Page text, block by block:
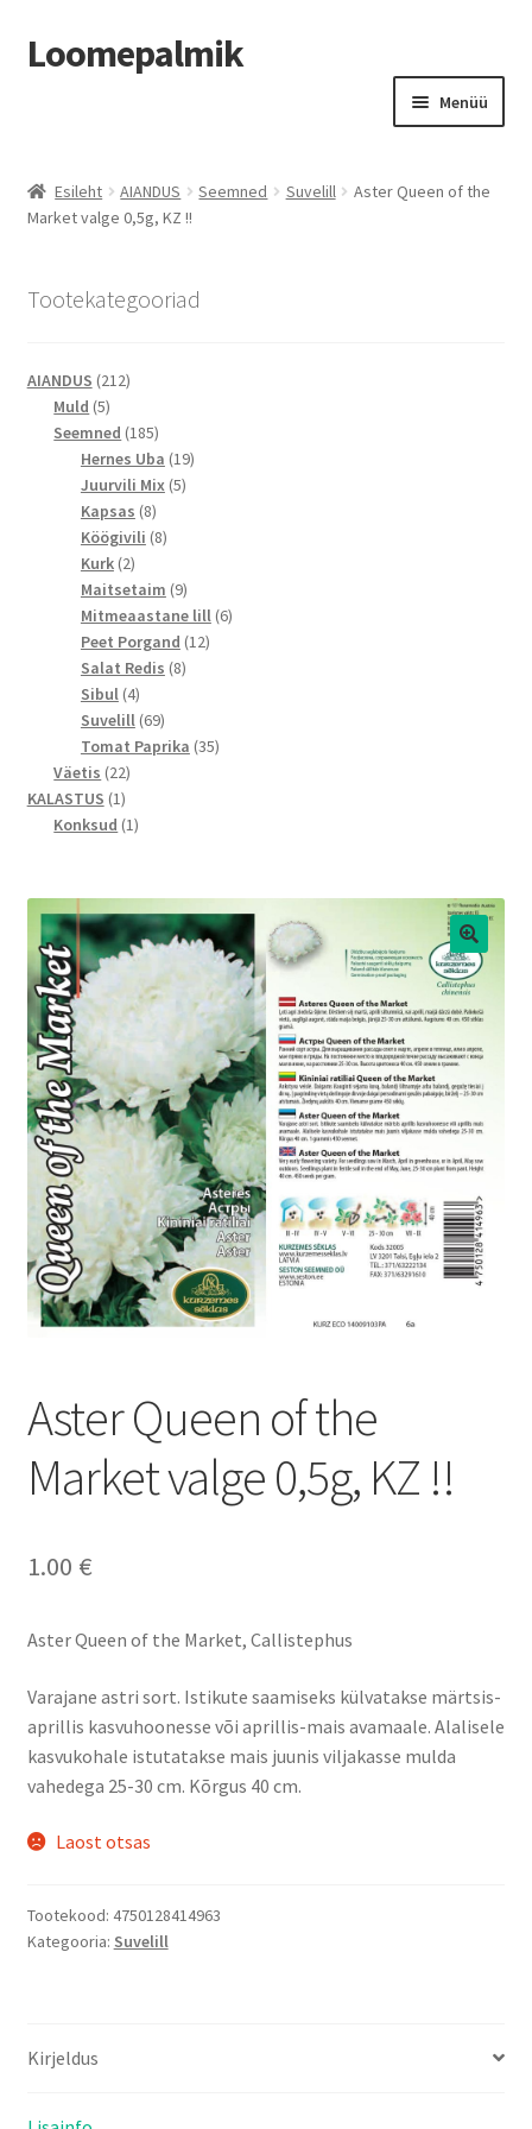
Loomepalmik
Menüü
Esileht AIANDUS Seemned Suvelill
Aster Queen of the
Market valge 0,5g, KZ !!
Aster Queen of the
Market valge 0,5g, KZ !!
1.00 €
Aster Queen of the Market, Callistephus
Varajane astri sort. Istikute saamiseks külvatakse märtsis-
aprillis kasvuhoonesse või aprillis-mais avamaale. Alalisele
kasvukohale istutatakse mais juunis viljakasse mulda
vahedega 25-30 cm. Kõrgus 40 cm.
Laost otsas
Tootekood: 4750128414963
Kategooria: Suvelill
Kirjeldus
Tootekategooriad
AIANDUS 212212
Muld 55
toodet
Seemned 185185
toodet
Hernes Uba 1919
Juurvili Mix 55
Kapsas 88
toodet
Köögivili 88
Kurk 22
toodet
Maitsetaim 99
toodet
Mitmeaastane lill 66
Peet Porgand 1212
Salat Redis 88
Sibul 44
toodet
Suvelill 6969
toodet
Tomat Paprika 3535
Väetis 2222
KALASTUS 11
toode
Konksud 11